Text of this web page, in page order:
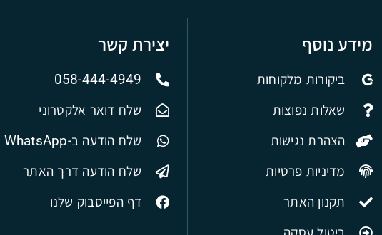
מידע נוסף
ביקורות מלקוחות
שאלות נפוצות
הצהרת נגישות
מדיניות פרטיות
תקנון האתר
יצירת קשר
058-444-4949
שלח דואר אלקטרוני
שלח הודעה ב-WhatsApp
שלח הודעה דרך האתר
דף הפייסבוק שלנו